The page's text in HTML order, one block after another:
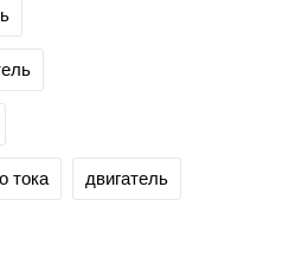
тока двигатель